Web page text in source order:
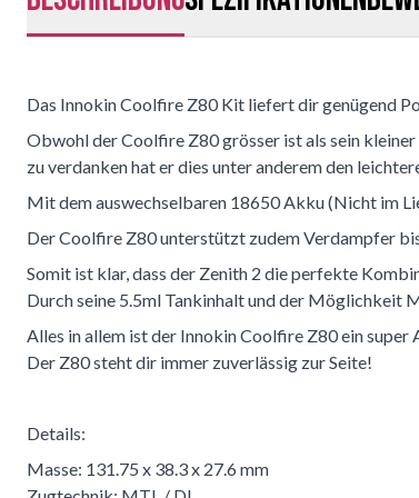
Das Innokin Coolfire Z80 Kit liefert dir genügend
Obwohl der Coolfire Z80 grösser ist als sein
zu verdanken hat er dies unter anderem den
Mit dem auswechselbaren 18650 Akku (Nicht im
Der Coolfire Z80 unterstützt zudem Verdampfer
Somit ist klar, dass der Zenith 2 die perfekte
Durch seine 5.5ml Tankinhalt und der Möglichkeit
Alles in allem ist der Innokin Coolfire Z80 ein
Der Z80 steht dir immer zuverlässig zur Seite!
Details:
Masse: 131.75 x 38.3 x 27.6 mm